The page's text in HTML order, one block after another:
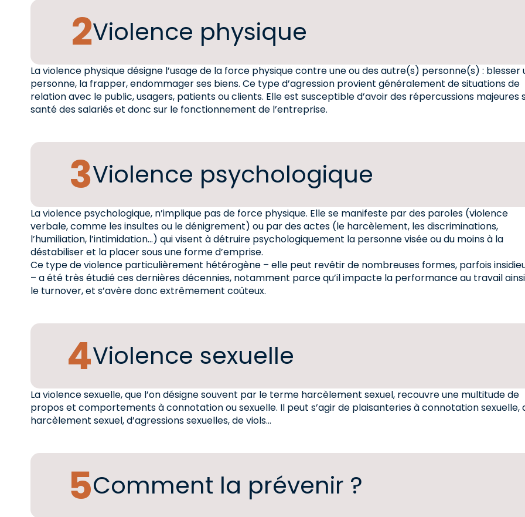
Violence physique
La violence physique désigne l’usage de la force physique contre une ou des autre(s) personne(s) : blesser
personne, la frapper, endommager ses biens. Ce type d’agression provient généralement de situations de
relation avec le public, usagers, patients ou clients. Elle est susceptible d’avoir des répercussions majeures
santé des salariés et donc sur le fonctionnement de l’entreprise.
Violence psychologique
La violence psychologique, n’implique pas de force physique. Elle se manifeste par des paroles (violence
verbale, comme les insultes ou le dénigrement) ou par des actes (le harcèlement, les discriminations,
l’humiliation, l’intimidation…) qui visent à détruire psychologiquement la personne visée ou du moins à la
déstabiliser et la placer sous une forme d’emprise.
Ce type de violence particulièrement hétérogène – elle peut revêtir de nombreuses formes, parfois
– a été très étudié ces dernières décennies, notamment parce qu’il impacte la performance au travail
le turnover, et s’avère donc extrêmement coûteux.
Violence sexuelle
La violence sexuelle, que l’on désigne souvent par le terme harcèlement sexuel, recouvre une multitude de
propos et comportements à connotation ou sexuelle. Il peut s’agir de plaisanteries à connotation sexuelle,
harcèlement sexuel, d’agressions sexuelles, de viols…
Comment la prévenir ?